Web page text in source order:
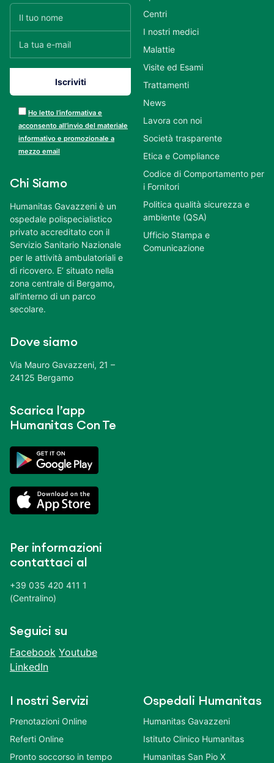
Ho letto l’informativa e
acconsento all’invio del materiale
informativo e promozionale a
mezzo email
Chi Siamo
Humanitas Gavazzeni è un
ospedale polispecialistico
privato accreditato con il
Servizio Sanitario Nazionale
per le attività ambulatoriali e
di ricovero. E’ situato nella
zona centrale di Bergamo,
all’interno di un parco
secolare.
Dove siamo
Via Mauro Gavazzeni, 21 –
24125 Bergamo
Scarica l’app
Humanitas Con Te
Per informazioni
contattaci al
+39 035 420 411 1
(Centralino)
Seguici su
Facebook Youtube
LinkedIn
Centri
I nostri medici
Malattie
Visite ed Esami
Trattamenti
News
Lavora con noi
Società trasparente
Etica e Compliance
Codice di Comportamento per
i Fornitori
Politica qualità sicurezza e
ambiente (QSA)
Ufficio Stampa e
Comunicazione
I nostri Servizi
Prenotazioni Online
Referti Online
Pronto soccorso in tempo
Ospedali Humanitas
Humanitas Gavazzeni
Istituto Clinico Humanitas
Humanitas San Pio X